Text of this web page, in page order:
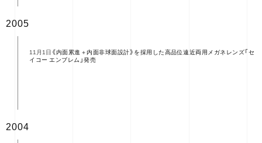
2005
11月1日 《内面累進＋内面非球面設計》を採用した高品位遠近両用メガネレンズ「セ
イコー エンブレム」発売
2004